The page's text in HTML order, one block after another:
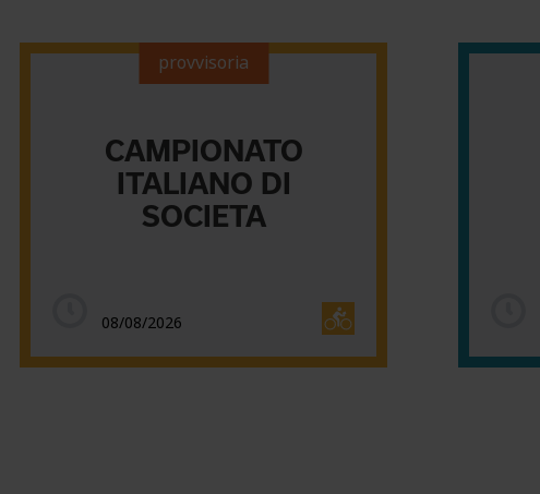
provvisoria
CAMPIONATO
ITALIANO DI
SOCIETA
08/08/2026